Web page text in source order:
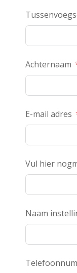
Achternaam
E-mail adres
Vul hier
Naam